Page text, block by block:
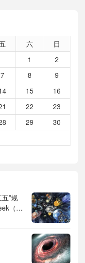
六
日
1
2
7 8
9
15
16
22
23
29
30
”规
（深
育